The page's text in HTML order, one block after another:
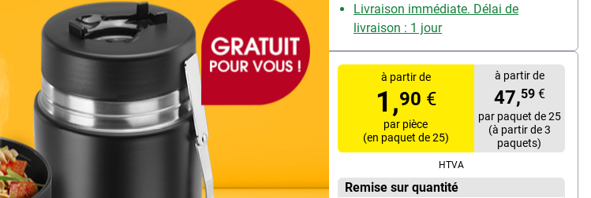
Livraison immédiate. Délai de
livraison : 1 jour
LEITZ Chemises suspendues
« Alpha 1912 »
(4)
Modèle de rangement : pour le classement de dossiers
perforés
Type de reliure : classement commercial
à partir de
1,90 €
par pièce
(en paquet de 25)
à partir de
47,59 €
par paquet de 25
(à partir de 3
paquets)
HTVA
Remise sur quantité